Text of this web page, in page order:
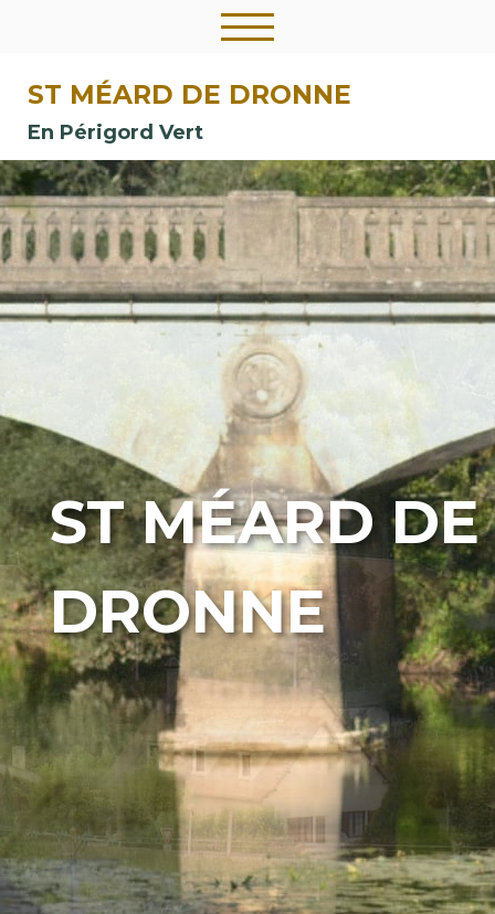
ST MÉARD DE DRONNE
En Périgord Vert
ST MÉARD DE
DRONNE